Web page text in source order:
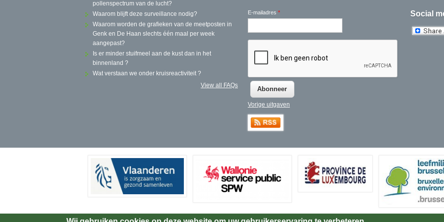
pollenspectrum van de lucht?
Waarom blijft deze surveillance nodig?
Waarom worden de grafieken van de meetposten in
Genk en De Haan slechts één maal per week
aangepast?
Is er minder stuifmeel aan de kust dan in het
binnenland ?
Wat verstaan we onder kruisreactiviteit ?
View all FAQs
E-mailadres *
Vorige uitgaven
Social